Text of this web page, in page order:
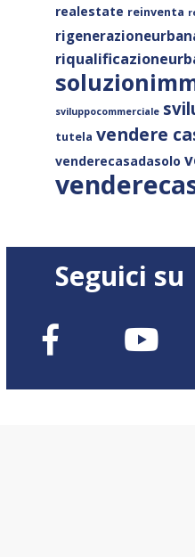
realestate reinventa
sviluppocommerciale
tutela vendere
venderecasadasolo
Seguici su